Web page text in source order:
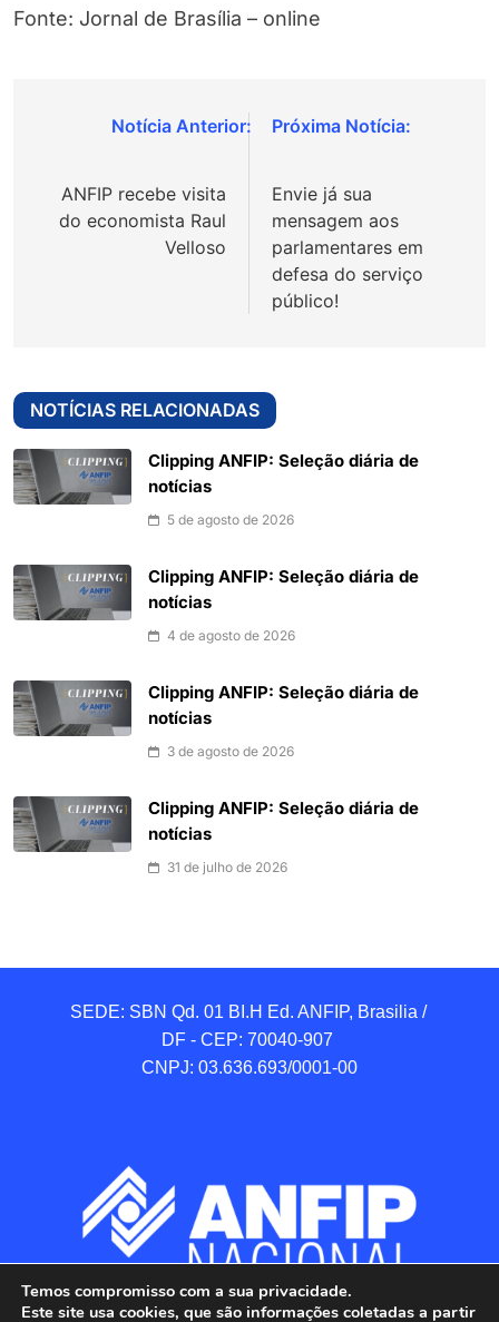
Fonte: Jornal de Brasília – online
Navegação
Post
ANFIP recebe visita
do economista Raul
Velloso
Envie já sua
mensagem aos
parlamentares em
defesa do serviço
público!
NOTÍCIAS RELACIONADAS
Clipping ANFIP: Seleção diária de
notícias
5 de agosto de 2026
Clipping ANFIP: Seleção diária de
notícias
4 de agosto de 2026
Clipping ANFIP: Seleção diária de
notícias
3 de agosto de 2026
Clipping ANFIP: Seleção diária de
notícias
31 de julho de 2026
SEDE: SBN Qd. 01 BI.H Ed. ANFIP, Brasilia /
DF - CEP: 70040-907
CNPJ: 03.636.693/0001-00
Temos compromisso com a sua privacidade.
Este site usa cookies, que são informações coletadas a partir